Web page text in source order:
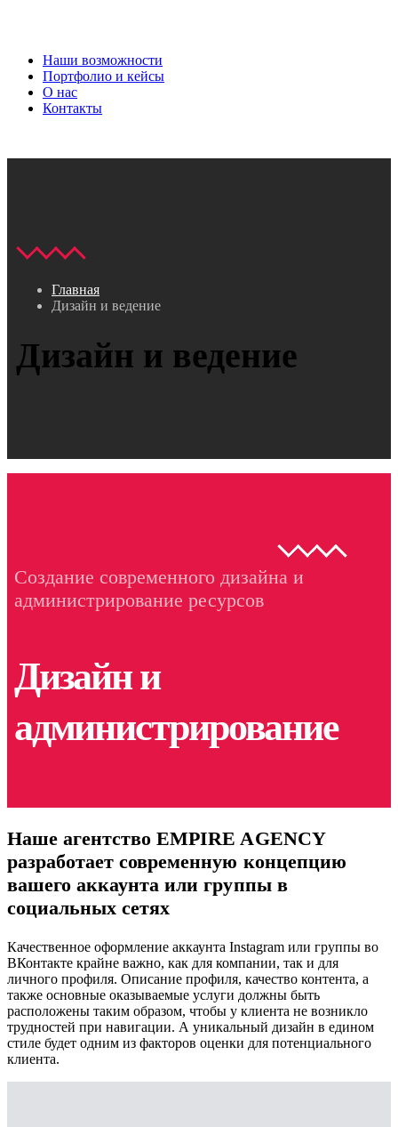
Наши возможности
Портфолио и кейсы
О нас
Контакты
Главная
Дизайн и ведение
Дизайн и ведение
Создание современного дизайна и
администрирование ресурсов
Дизайн и
администрирование
Наше агентство EMPIRE AGENCY
разработает современную концепцию
вашего аккаунта или группы в
социальных сетях
Качественное оформление аккаунта Instagram или группы во
ВКонтакте крайне важно, как для компании, так и для
личного профиля. Описание профиля, качество контента, а
также основные оказываемые услуги должны быть
расположены таким образом, чтобы у клиента не возникло
трудностей при навигации. А уникальный дизайн в едином
стиле будет одним из факторов оценки для потенциального
клиента.